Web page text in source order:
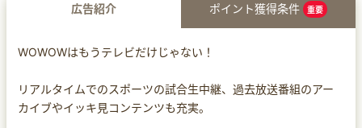
広告紹介 ポイント獲得条件 重要
WOWOWはもうテレビだけじゃない！
リアルタイムでのスポーツの試合生中継、過去放送番組のアー
カイブやイッキ見コンテンツも充実。